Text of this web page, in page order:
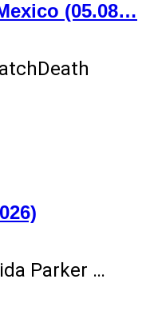
(05.08…
Parker …